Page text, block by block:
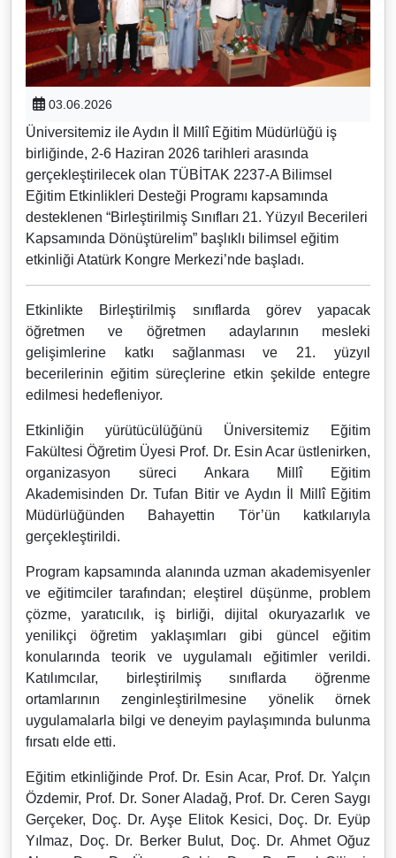
03.06.2026
Üniversitemiz ile Aydın İl Millî Eğitim Müdürlüğü iş
birliğinde, 2-6 Haziran 2026 tarihleri arasında
gerçekleştirilecek olan TÜBİTAK 2237-A Bilimsel
Eğitim Etkinlikleri Desteği Programı kapsamında
desteklenen “Birleştirilmiş Sınıfları 21. Yüzyıl Becerileri
Kapsamında Dönüştürelim” başlıklı bilimsel eğitim
etkinliği Atatürk Kongre Merkezi’nde başladı.
Etkinlikte Birleştirilmiş sınıflarda görev yapacak
öğretmen ve öğretmen adaylarının mesleki
gelişimlerine katkı sağlanması ve 21. yüzyıl
becerilerinin eğitim süreçlerine etkin şekilde entegre
edilmesi hedefleniyor.
Etkinliğin yürütücülüğünü Üniversitemiz Eğitim
Fakültesi Öğretim Üyesi Prof. Dr. Esin Acar üstlenirken,
organizasyon süreci Ankara Millî Eğitim
Akademisinden Dr. Tufan Bitir ve Aydın İl Millî Eğitim
Müdürlüğünden Bahayettin Tör’ün katkılarıyla
gerçekleştirildi.
Program kapsamında alanında uzman akademisyenler
ve eğitimciler tarafından; eleştirel düşünme, problem
çözme, yaratıcılık, iş birliği, dijital okuryazarlık ve
yenilikçi öğretim yaklaşımları gibi güncel eğitim
konularında teorik ve uygulamalı eğitimler verildi.
Katılımcılar, birleştirilmiş sınıflarda öğrenme
ortamlarının zenginleştirilmesine yönelik örnek
uygulamalarla bilgi ve deneyim paylaşımında bulunma
fırsatı elde etti.
Eğitim etkinliğinde Prof. Dr. Esin Acar, Prof. Dr. Yalçın
Özdemir, Prof. Dr. Soner Aladağ, Prof. Dr. Ceren Saygı
Gerçeker, Doç. Dr. Ayşe Elitok Kesici, Doç. Dr. Eyüp
Yılmaz, Doç. Dr. Berker Bulut, Doç. Dr. Ahmet Oğuz